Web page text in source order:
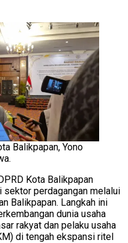
Balikpapan, Yono
Kota Balikpapan
perdagangan melalui
Balikpapan. Langkah ini
dunia usaha
rakyat dan pelaku usaha
di tengah ekspansi ritel